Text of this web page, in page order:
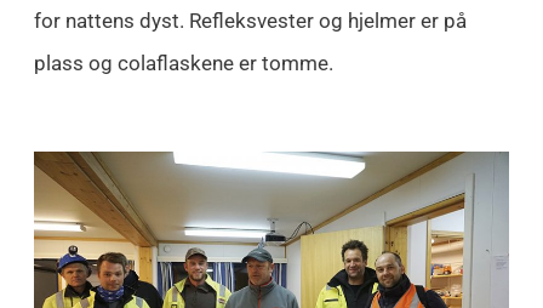
for nattens dyst. Refleksvester og hjelmer er på
plass og colaflaskene er tomme.